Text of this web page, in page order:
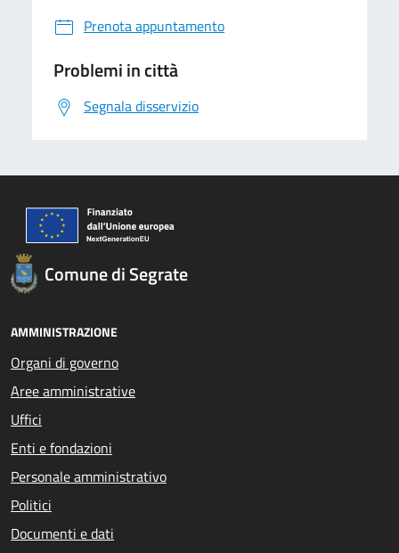
Prenota appuntamento
Problemi in città
Segnala disservizio
Comune di Segrate
AMMINISTRAZIONE
Organi di governo
Aree amministrative
Uffici
Enti e fondazioni
Personale amministrativo
Politici
Documenti e dati